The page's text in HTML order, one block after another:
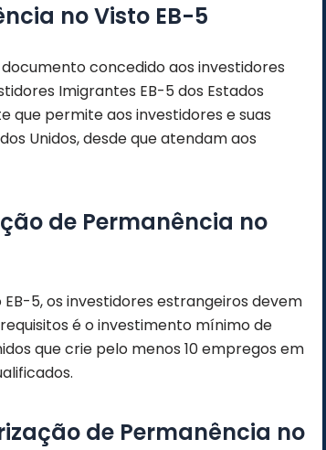
no Visto EB-5
concedido aos investidores
Imigrantes EB-5 dos Estados
que permite aos investidores e suas
Unidos, desde que atendam aos
de Permanência no
5, os investidores estrangeiros devem
é o investimento mínimo de
que crie pelo menos 10 empregos em
de Permanência no